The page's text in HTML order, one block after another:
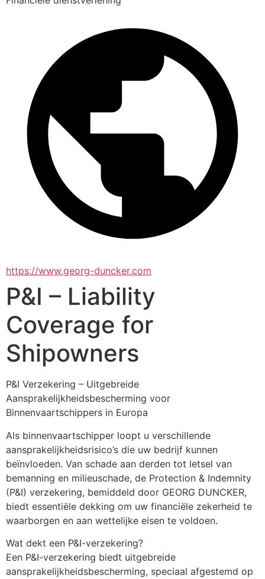
https://www.georg-duncker.com
P&I – Liability
Coverage for
Shipowners
P&I Verzekering – Uitgebreide
Aansprakelijkheidsbescherming voor
Binnenvaartschippers in Europa
Als binnenvaartschipper loopt u verschillende
aansprakelijkheidsrisico’s die uw bedrijf kunnen
beïnvloeden. Van schade aan derden tot letsel van
bemanning en milieuschade, de Protection & Indemnity
(P&I) verzekering, bemiddeld door GEORG DUNCKER,
biedt essentiële dekking om uw financiële zekerheid te
waarborgen en aan wettelijke eisen te voldoen.
Wat dekt een P&I-verzekering?
Een P&I-verzekering biedt uitgebreide
aansprakelijkheidsbescherming, speciaal afgestemd op